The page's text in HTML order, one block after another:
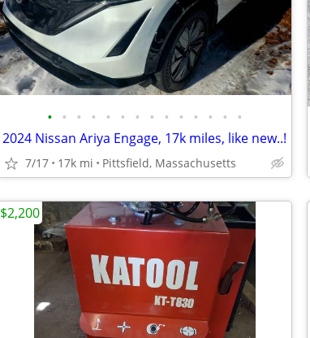
• • • • • • • • • • • • • •
2024 Nissan Ariya Engage, 17k miles, like new..!
7/17 17k mi Pittsfield, Massachusetts
$2,200